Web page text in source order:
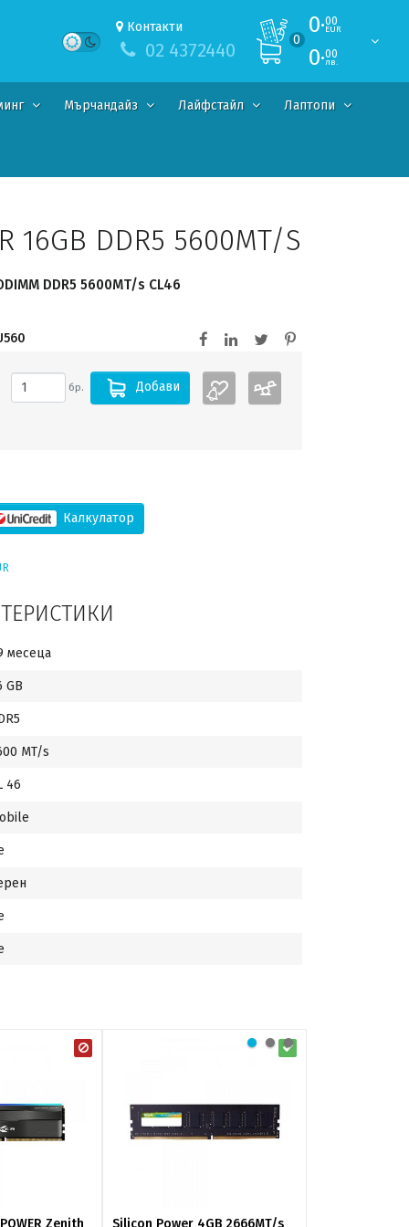
Контакти
02 4372440 0
0·00
EUR
0·00
лв.
Мърчандайз Лайфстайл Лаптопи
16GB DDR5 5600MT/S
DDR5 5600MT/s CL46
бр. Добави
Калкулатор
месеца
GB
MT/s
46